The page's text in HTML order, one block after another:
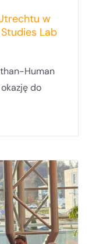
w
Lab
Human
do